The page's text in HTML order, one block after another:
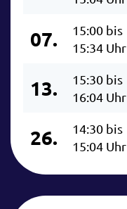
07.
15:00 bis
15:34 Uhr
13.
15:30 bis
16:04 Uhr
26.
14:30 bis
15:04 Uhr